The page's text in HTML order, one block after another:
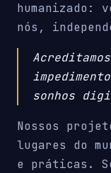
humanizado:
nós,
sonhos
Nossos
lugares do
e práticas.